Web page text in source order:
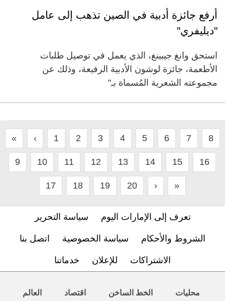
أرفع جائزة أدبية في الصين تذهب إلى عامل
"ديليفري"
استحق وانغ جيبينغ، الذي يعمل في توصيل طلبات
الأطعمة، جائزة لوشون الأدبية الرفيعة، وذلك عن
مجموعته الشعرية المُسماة بـ"
« ‹ 1 2 3 4 5 6 7 8
9 10 11 12 13 14 15 16
17 18 19 20 › »
تعرف إلى الإمارات اليوم سياسة التحرير
الشروط والأحكام سياسة الخصوصية اتصل بنا
الاشتراكات للإعلان خدماتنا
محليات الخط الساخن اقتصاد العالم